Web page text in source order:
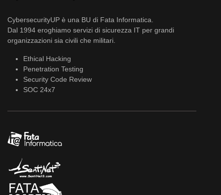
CybersecurityUP è una BU di Fata Informatica.
Dal 1994 eroghiamo servizi di sicurezza IT per grandi
organizzazioni sia civili che militari.
Ethical Hacking
Penetration Testing
Security Code Review
SOC 24x7